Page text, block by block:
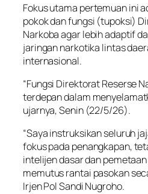
Fokus utama pertemuan ini
pokok dan fungsi (tupoksi)
Narkoba agar lebih adaptif
jaringan narkotika lintas
internasional.
“Fungsi Direktorat Reserse
terdepan dalam
ujarnya, Senin (22/5/26).
“Saya instruksikan seluruh
fokus pada penangkapan,
intelijen dasar dan
memutus rantai pasokan
Irjen Pol Sandi Nugroho.